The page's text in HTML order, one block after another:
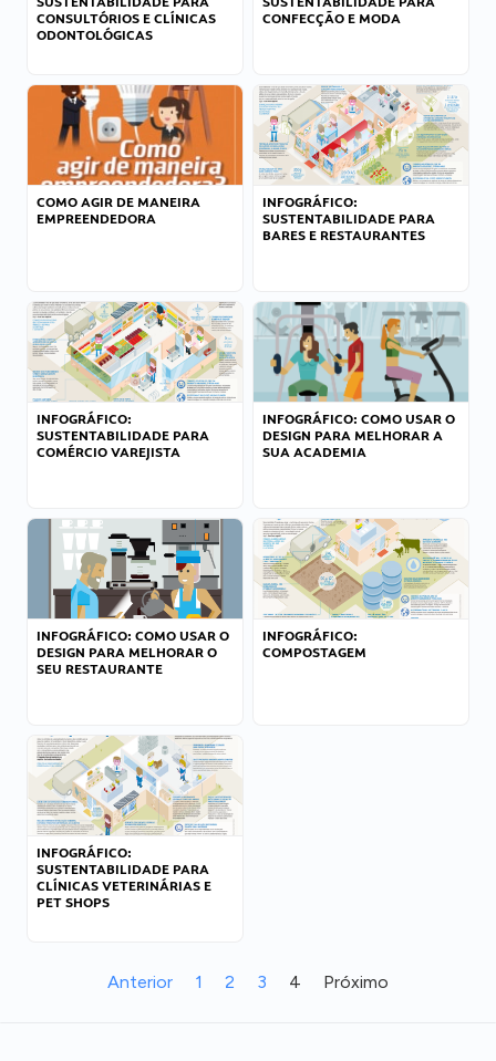
CONSULTÓRIOS E CLÍNICAS
ODONTOLÓGICAS
CONFECÇÃO E MODA
COMO AGIR DE MANEIRA
EMPREENDEDORA
INFOGRÁFICO:
SUSTENTABILIDADE PARA
BARES E RESTAURANTES
INFOGRÁFICO:
SUSTENTABILIDADE PARA
COMÉRCIO VAREJISTA
INFOGRÁFICO: COMO USAR O
DESIGN PARA MELHORAR A
SUA ACADEMIA
INFOGRÁFICO: COMO USAR O
DESIGN PARA MELHORAR O
SEU RESTAURANTE
INFOGRÁFICO:
COMPOSTAGEM
INFOGRÁFICO:
SUSTENTABILIDADE PARA
CLÍNICAS VETERINÁRIAS E
PET SHOPS
Anterior 1 2 3 4 Próximo